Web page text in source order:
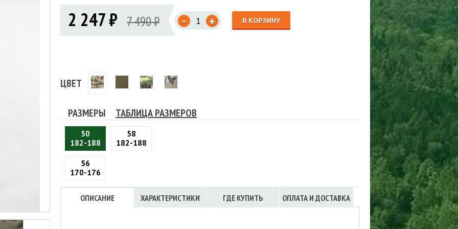
МЕМБРАННАЯ ОДЕЖДА
Флисовые брюки
Флисовые кофты
ЖИЛЕТЫ
ТРУСЫ
ЮБКИ, ПЛАТЬЯ
ИНСТРУМЕНТЫ
КОБУРЫ, ЧЕХЛЫ, РЕМНИ
КобурыОбложки, сумки
2 247 ₽ 7 490 ₽ - + В КОРЗИНУ
ЦВЕТ
РАЗМЕРЫ ТАБЛИЦА РАЗМЕРОВ
50
182-188
58
182-188
56
170-176
ОПИСАНИЕ ХАРАКТЕРИСТИКИ ГДЕ КУПИТЬ ОПЛАТА И ДОСТАВКА